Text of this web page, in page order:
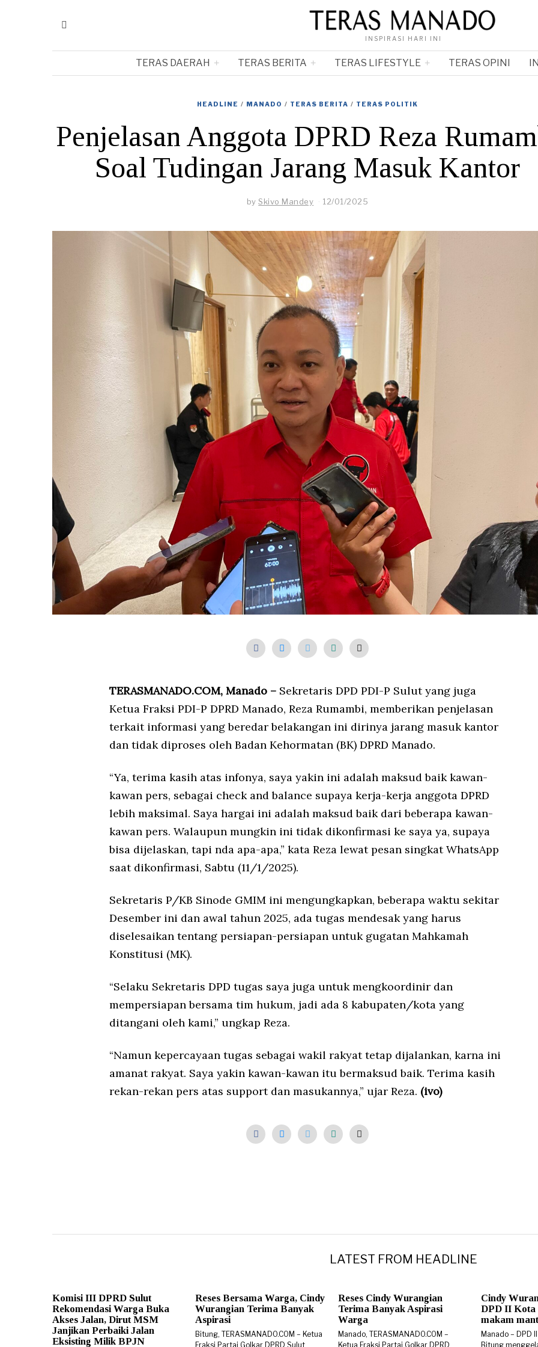
INSPIRASI HARI INI
TERAS DAERAH TERAS BERITA TERAS LIFESTYLE TERAS OPINI
HEADLINE / MANADO / TERAS BERITA / TERAS POLITIK
Penjelasan Anggota DPRD Reza
Soal Tudingan Jarang Masuk Kantor
bySkivo Mandey 12/01/2025
0
1
/
2
0
TERASMANADO.COM, Manado – Sekretaris DPD PDI-P Sulut yang juga
Ketua Fraksi PDI-P DPRD Manado, Reza Rumambi, memberikan penjelasan
terkait informasi yang beredar belakangan ini dirinya jarang masuk kantor
dan tidak diproses oleh Badan Kehormatan (BK) DPRD Manado.
“Ya, terima kasih atas infonya, saya yakin ini adalah maksud baik kawan-
kawan pers, sebagai check and balance supaya kerja-kerja anggota DPRD
lebih maksimal. Saya hargai ini adalah maksud baik dari beberapa kawan-
kawan pers. Walaupun mungkin ini tidak dikonfirmasi ke saya ya, supaya
bisa dijelaskan, tapi nda apa-apa,” kata Reza lewat pesan singkat WhatsApp
saat dikonfirmasi, Sabtu (11/1/2025).
Sekretaris P/KB Sinode GMIM ini mengungkapkan, beberapa waktu sekitar
Desember ini dan awal tahun 2025, ada tugas mendesak yang harus
diselesaikan tentang persiapan-persiapan untuk gugatan Mahkamah
Konstitusi (MK).
“Selaku Sekretaris DPD tugas saya juga untuk mengkoordinir dan
mempersiapan bersama tim hukum, jadi ada 8 kabupaten/kota yang
ditangani oleh kami,” ungkap Reza.
“Namun kepercayaan tugas sebagai wakil rakyat tetap dijalankan, karna ini
amanat rakyat. Saya yakin kawan-kawan itu bermaksud baik. Terima kasih
rekan-rekan pers atas support dan masukannya,” ujar Reza. (ivo)
LATEST FROM HEADLINE
Komisi III DPRD Sulut
Rekomendasi Warga Buka
Akses Jalan, Dirut MSM
Janjikan Perbaiki Jalan
Eksisting Milik BPJN
Reses Bersama Warga, Cindy
Wurangian Terima Banyak
Aspirasi
Bitung, TERASMANADO.COM – Ketua
Fraksi Partai Golkar DPRD Sulut
Reses Cindy Wurangian
Terima Banyak Aspirasi
Warga
Manado, TERASMANADO.COM –
Ketua Fraksi Partai Golkar DPRD
Cindy
DPD II Kota
makam
Manado – DPD
Bitung